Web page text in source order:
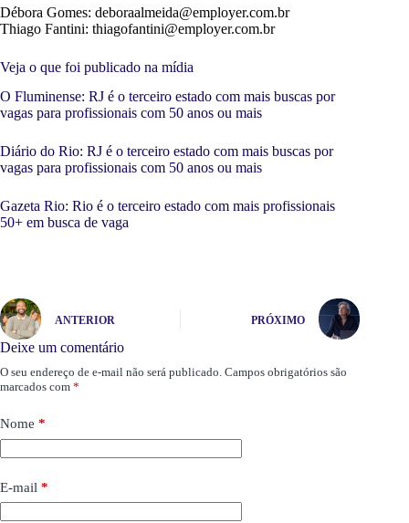
Débora Gomes: deboraalmeida@employer.com.br
Thiago Fantini: thiagofantini@employer.com.br
Veja o que foi publicado na mídia
O Fluminense: RJ é o terceiro estado com mais buscas por
vagas para profissionais com 50 anos ou mais
Diário do Rio: RJ é o terceiro estado com mais buscas por
vagas para profissionais com 50 anos ou mais
Gazeta Rio: Rio é o terceiro estado com mais profissionais
50+ em busca de vaga
ANTERIOR PRÓXIMO
Deixe um comentário
O seu endereço de e-mail não será publicado. Campos obrigatórios são
marcados com *
Nome *
E-mail *